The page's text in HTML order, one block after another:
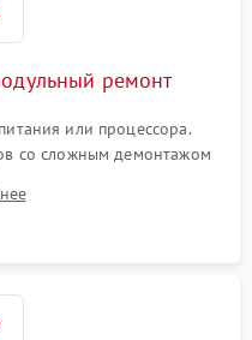
ремонт
или процессора.
со сложным демонтажом
поврежденных дорожек,
EEPROM